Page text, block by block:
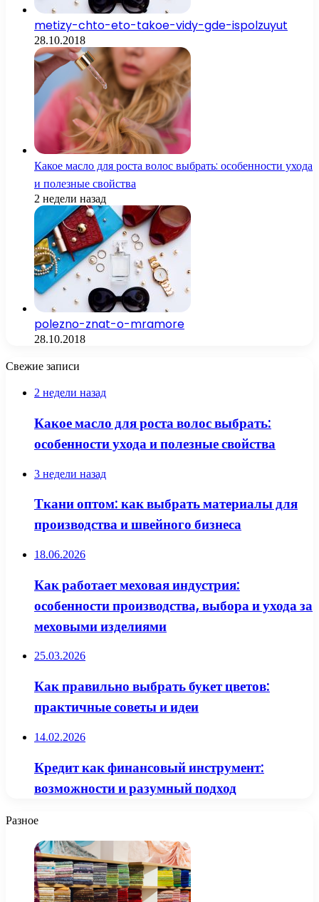
metizy-chto-eto-takoe-vidy-gde-ispolzuyut
28.10.2018
Какое масло для роста волос выбрать: особенности ухода
и полезные свойства
2 недели назад
polezno-znat-o-mramore
28.10.2018
Свежие записи
2 недели назад
Какое масло для роста волос выбрать:
особенности ухода и полезные свойства
3 недели назад
Ткани оптом: как выбрать материалы для
производства и швейного бизнеса
18.06.2026
Как работает меховая индустрия:
особенности производства, выбора и ухода за
меховыми изделиями
25.03.2026
Как правильно выбрать букет цветов:
практичные советы и идеи
14.02.2026
Кредит как финансовый инструмент:
возможности и разумный подход
Разное